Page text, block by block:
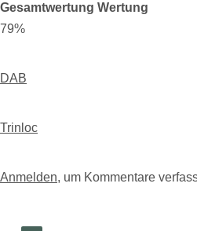
Gesamtwertung Wertung
79%
DAB
Trinloc
Anmelden, um Kommentare